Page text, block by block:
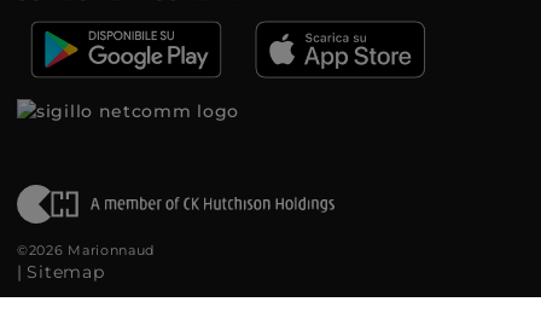
©2026 Marionnaud
| Sitemap